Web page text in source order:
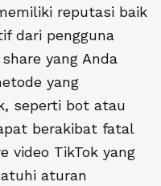
reputasi baik
dari pengguna
yang Anda
yang
seperti bot atau
berakibat fatal
video TikTok yang
aturan